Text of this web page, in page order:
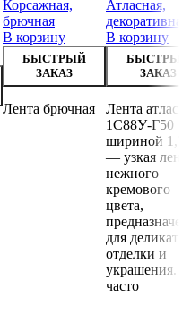
Корсажная,
брючная
В корзину
БЫСТРЫЙ
ЗАКАЗ
Лента брючная
Атласная,
декоративная
В корзину
БЫСТРЫЙ
ЗАКАЗ
Лента
1С88У-Г50
шириной 1,7
— узкая
нежного
кремового
цвета,
для
отделки и
украшения.
часто